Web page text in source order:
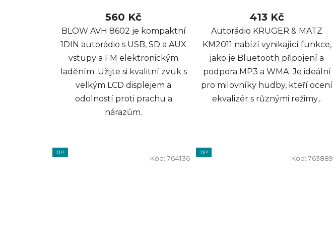
560 Kč
BLOW AVH 8602 je kompaktní
1DIN autorádio s USB, SD a AUX
vstupy a FM elektronickým
laděním. Užijte si kvalitní zvuk s
velkým LCD displejem a
odolností proti prachu a
nárazům.
413 Kč
Autorádio KRUGER & MATZ
KM2011 nabízí vynikající funkce,
jako je Bluetooth připojení a
podpora MP3 a WMA. Je ideální
pro milovníky hudby, kteří ocení
ekvalizér s různými režimy...
TIP
Kód: 764136
TIP
Kód: 763889